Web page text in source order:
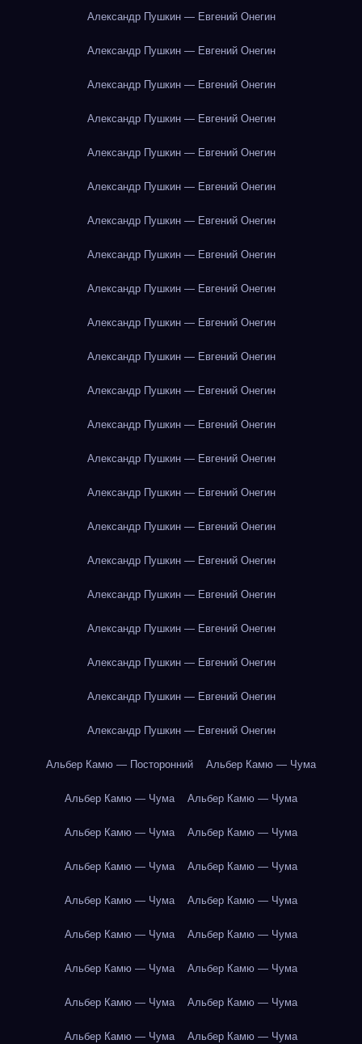
Александр Пушкин — Евгений Онегин
Александр Пушкин — Евгений Онегин
Александр Пушкин — Евгений Онегин
Александр Пушкин — Евгений Онегин
Александр Пушкин — Евгений Онегин
Александр Пушкин — Евгений Онегин
Александр Пушкин — Евгений Онегин
Александр Пушкин — Евгений Онегин
Александр Пушкин — Евгений Онегин
Александр Пушкин — Евгений Онегин
Александр Пушкин — Евгений Онегин
Александр Пушкин — Евгений Онегин
Александр Пушкин — Евгений Онегин
Александр Пушкин — Евгений Онегин
Александр Пушкин — Евгений Онегин
Александр Пушкин — Евгений Онегин
Александр Пушкин — Евгений Онегин
Александр Пушкин — Евгений Онегин
Александр Пушкин — Евгений Онегин
Александр Пушкин — Евгений Онегин
Александр Пушкин — Евгений Онегин
Александр Пушкин — Евгений Онегин
Альбер Камю — Посторонний Альбер Камю — Чума
Альбер Камю — Чума Альбер Камю — Чума
Альбер Камю — Чума Альбер Камю — Чума
Альбер Камю — Чума Альбер Камю — Чума
Альбер Камю — Чума Альбер Камю — Чума
Альбер Камю — Чума Альбер Камю — Чума
Альбер Камю — Чума Альбер Камю — Чума
Альбер Камю — Чума Альбер Камю — Чума
Альбер Камю — Чума Альбер Камю — Чума